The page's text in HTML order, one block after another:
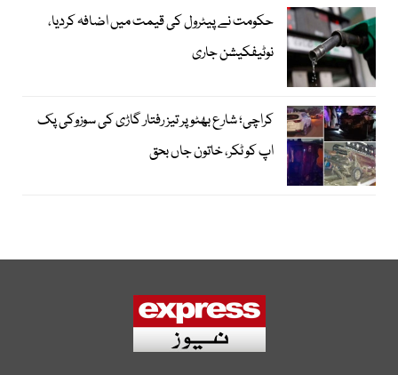
حکومت نے پیٹرول کی قیمت میں اضافہ کردیا،
نوٹیفکیشن جاری
کراچی؛ شارع بھٹو پر تیز رفتار گاڑی کی سوزوکی پک
اپ کو ٹکر، خاتون جاں بحق